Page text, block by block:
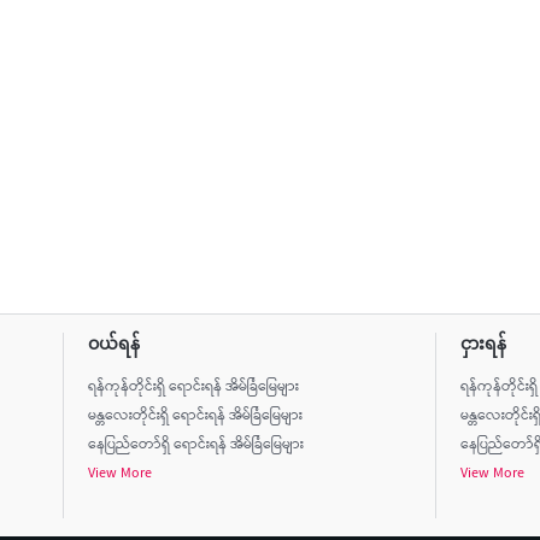
ဝယ်ရန်
ရန်ကုန်တိုင်းရှိ ရောင်းရန် အိမ်ခြံမြေများ
မန္တလေးတိုင်းရှိ ရောင်းရန် အိမ်ခြံမြေများ
နေပြည်တော်ရှိ ရောင်းရန် အိမ်ခြံမြေများ
View More
ငှားရန်
ရန်ကုန်တိုင်းရှိ ငှ
မန္တလေးတိုင်းရှိ
နေပြည်တော်ရှိ
View More